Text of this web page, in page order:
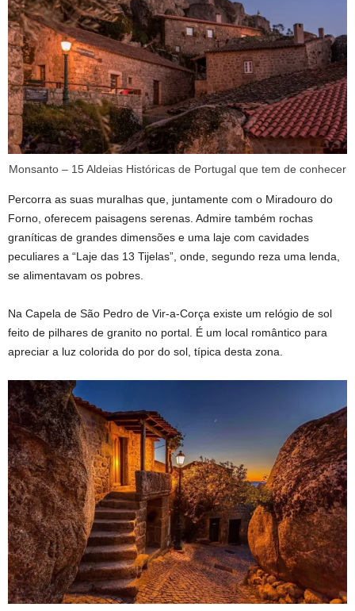
Monsanto – 15 Aldeias Históricas de Portugal que tem de conhecer
Percorra as suas muralhas que, juntamente com o Miradouro do
Forno, oferecem paisagens serenas. Admire também rochas
graníticas de grandes dimensões e uma laje com cavidades
peculiares a “Laje das 13 Tijelas”, onde, segundo reza uma lenda,
se alimentavam os pobres.
Na Capela de São Pedro de Vir-a-Corça existe um relógio de sol
feito de pilhares de granito no portal. É um local romântico para
apreciar a luz colorida do por do sol, típica desta zona.